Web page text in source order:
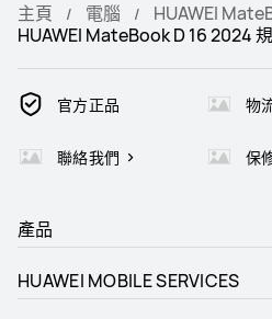
主頁 電腦
HUAWEI
HUAWEI MateBook D 16 2024
官方正品 物
聯絡我們 保
產品
HUAWEI MOBILE SERVICES